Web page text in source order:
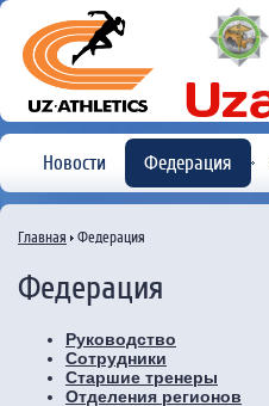
Новости Федерация
Главная Федерация
Федерация
Руководство
Сотрудники
Старшие тренеры
Отделения регионов